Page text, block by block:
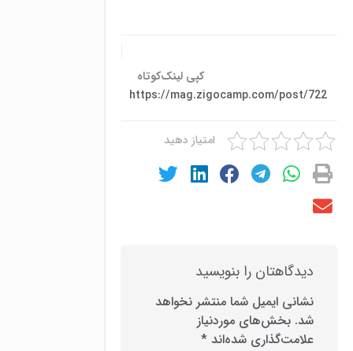
کپی لینک‌کوتاه
https://mag.zigocamp.com/post/722
امتیاز دهید
دیدگاهتان را بنویسید
نشانی ایمیل شما منتشر نخواهد
شد. بخش‌های موردنیاز
علامت‌گذاری شده‌اند *